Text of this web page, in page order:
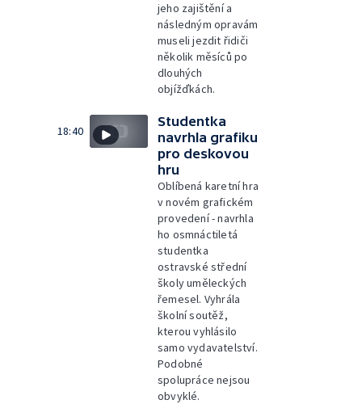
jeho zajištění a
následným opravám
museli jezdit řidiči
několik měsíců po
dlouhých
objížďkách.
18:40
Studentka
navrhla grafiku
pro deskovou
hru
Oblíbená karetní hra
v novém grafickém
provedení - navrhla
ho osmnáctiletá
studentka
ostravské střední
školy uměleckých
řemesel. Vyhrála
školní soutěž,
kterou vyhlásilo
samo vydavatelství.
Podobné
spolupráce nejsou
obvyklé.